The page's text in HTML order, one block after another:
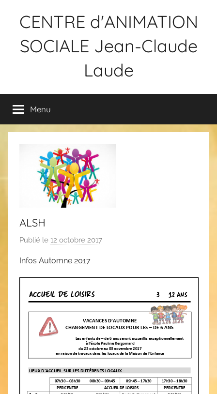
CENTRE d'ANIMATION
SOCIALE Jean-Claude
Laude
Menu
ALSH
Publié le 12 octobre 2017
C
S
Infos Automne 2017